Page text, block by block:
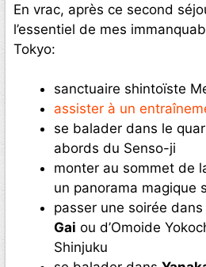
En vrac, après ce second
l’essentiel de mes
Tokyo:
sanctuaire shintoïste
assister à un
se balader dans le
abords du Senso-ji
monter au sommet de
un panorama magique
passer une soirée
Gai ou d’Omoide
Shinjuku